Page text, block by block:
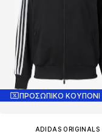
ΠΡΟΣΩΠΙΚΟ ΚΟΥΠΟΝΙ
ADIDAS ORIGINALS